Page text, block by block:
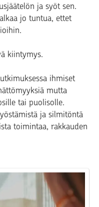
ja syöt sen.
jo tuntua, ettet
kiintymys.
ihmiset
mutta
tai puolisolle.
ja silmitöntä
toimintaa, rakkauden